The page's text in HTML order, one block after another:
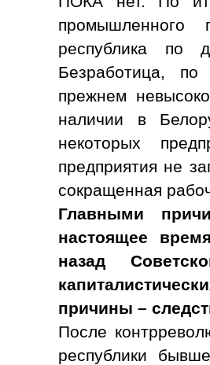
промышленного
республика по
Безработица,
прежнем
наличии в
некоторых
предприятия не
сокращенная
Главными
настоящее
назад
причины –
После
республики